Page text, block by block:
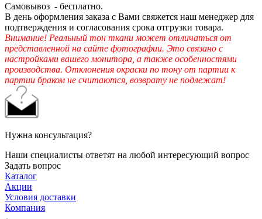
Самовывоз - бесплатно.
В день оформления заказа с Вами свяжется наш менеджер для
подтверждения и согласования срока отгрузки товара.
Внимание! Реальный тон ткани может отличаться от
представленной на сайте фотографии. Это связано с
настройками вашего монитора, а также особенностями
производства. Отклонения окраски по тону от партии к
партии браком не считаются, возврату не подлежат!
Нужна консультация?
Наши специалисты ответят на любой интересующий вопрос
Задать вопрос
Каталог
Акции
Условия доставки
Компания